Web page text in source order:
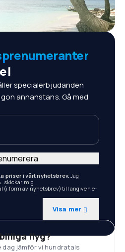
specialerbjudanden
annanstans. Gå med
priser i vårt nyhetsbrev.Jag
skickar mig
(i form av nyhetsbrev) till angiven e-
Visa mer
flyg?
dag jämför vi hundratals